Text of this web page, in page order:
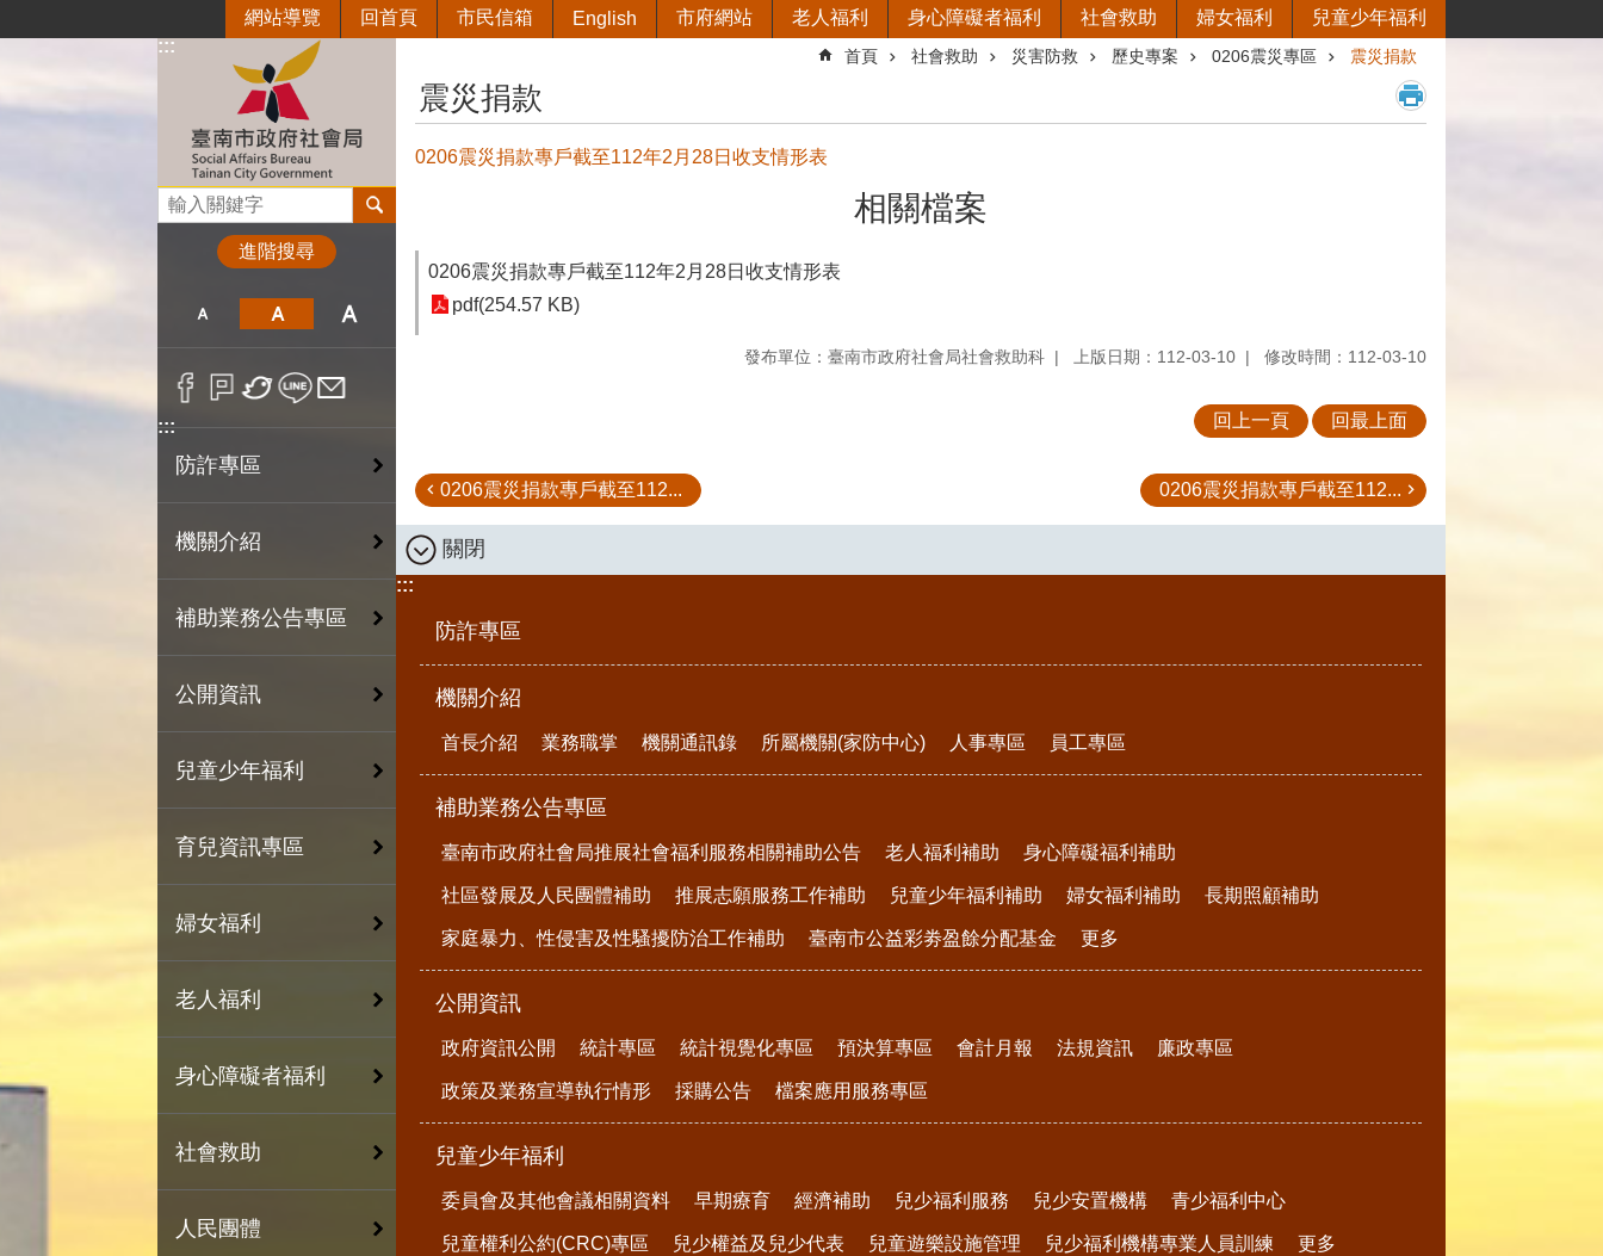
:::
網站導覽 回首頁 市民信箱 English 市府網站 老人福利 身心障礙者福利 社會救助 婦女福利 兒童少年福利
搜尋
進階搜尋
:::
防詐專區
機關介紹
補助業務公告專區
公開資訊
兒童少年福利
育兒資訊專區
婦女福利
老人福利
身心障礙者福利
社會救助
人民團體
首頁 社會救助 災害防救 歷史專案 0206震災專區 震災捐款
震災捐款
0206震災捐款專戶截至112年2月28日收支情形表
相關檔案
0206震災捐款專戶截至112年2月28日收支情形表
pdf(254.57 KB)
發布單位：臺南市政府社會局社會救助科 上版日期：112-03-10 修改時間：112-03-10
回上一頁 回最上面
0206震災捐款專戶截至112... 0206震災捐款專戶截至112...
關閉
:::
防詐專區
機關介紹
首長介紹 業務職掌 機關通訊錄 所屬機關(家防中心) 人事專區 員工專區
補助業務公告專區
臺南市政府社會局推展社會福利服務相關補助公告 老人福利補助 身心障礙福利補助
社區發展及人民團體補助 推展志願服務工作補助 兒童少年福利補助 婦女福利補助 長期照顧補助
家庭暴力、性侵害及性騷擾防治工作補助 臺南市公益彩劵盈餘分配基金 更多
公開資訊
政府資訊公開 統計專區 統計視覺化專區 預決算專區 會計月報 法規資訊 廉政專區
政策及業務宣導執行情形 採購公告 檔案應用服務專區
兒童少年福利
委員會及其他會議相關資料 早期療育 經濟補助 兒少福利服務 兒少安置機構 青少福利中心
兒童權利公約(CRC)專區 兒少權益及兒少代表 兒童遊樂設施管理 兒少福利機構專業人員訓練 更多